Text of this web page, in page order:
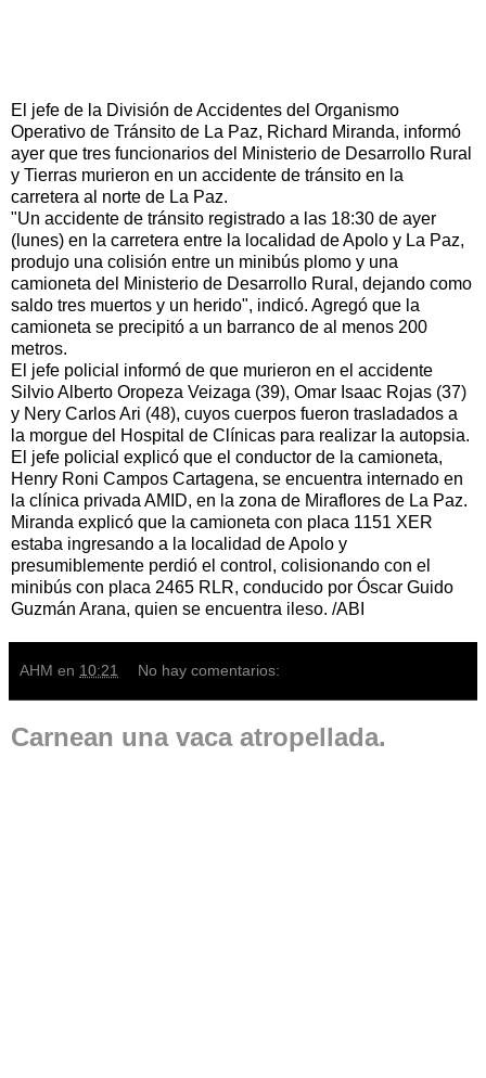
El jefe de la División de Accidentes del Organismo
Operativo de Tránsito de La Paz, Richard Miranda, informó
ayer que tres funcionarios del Ministerio de Desarrollo Rural
y Tierras murieron en un accidente de tránsito en la
carretera al norte de La Paz.
"Un accidente de tránsito registrado a las 18:30 de ayer
(lunes) en la carretera entre la localidad de Apolo y La Paz,
produjo una colisión entre un minibús plomo y una
camioneta del Ministerio de Desarrollo Rural, dejando como
saldo tres muertos y un herido", indicó. Agregó que la
camioneta se precipitó a un barranco de al menos 200
metros.
El jefe policial informó de que murieron en el accidente
Silvio Alberto Oropeza Veizaga (39), Omar Isaac Rojas (37)
y Nery Carlos Ari (48), cuyos cuerpos fueron trasladados a
la morgue del Hospital de Clínicas para realizar la autopsia.
El jefe policial explicó que el conductor de la camioneta,
Henry Roni Campos Cartagena, se encuentra internado en
la clínica privada AMID, en la zona de Miraflores de La Paz.
Miranda explicó que la camioneta con placa 1151 XER
estaba ingresando a la localidad de Apolo y
presumiblemente perdió el control, colisionando con el
minibús con placa 2465 RLR, conducido por Óscar Guido
Guzmán Arana, quien se encuentra ileso. /ABI
AHM en 10:21 No hay comentarios:
Carnean una vaca atropellada.